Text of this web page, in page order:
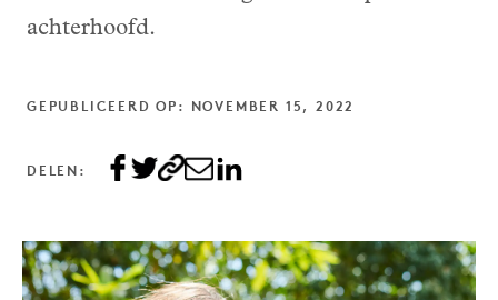
achterhoofd.
GEPUBLICEERD OP: NOVEMBER 15, 2022
DELEN: